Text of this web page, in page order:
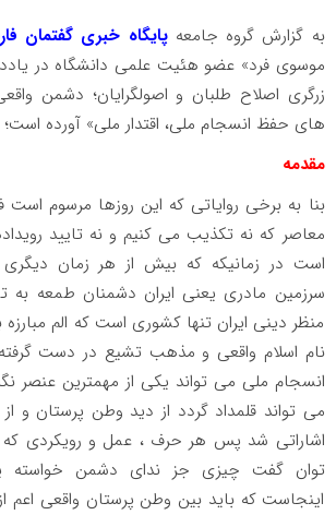
به گزارش گروه جامعهپایگاه خبری گفتمان
موسوی فرد» عضو هئیت علمی دانشگاه در
زرگری اصلاح طلبان و اصولگرایان؛ دشمن
های حفظ انسجام ملی، اقتدار ملی» آورده است؛
مقدمه
بنا به برخی روایاتی که این روزها مرسوم است
معاصر که نه تکذیب می کنیم و نه تایید
است در زمانیکه که بیش از هر زمان دیگری
سرزمین مادری یعنی ایران دشمنان طمعه به
منظر دینی ایران تنها کشوری است که الم مبارزه
نام اسلام واقعی و مذهب تشیع در دست
انسجام ملی می تواند یکی از مهمترین عنصر
می تواند قلمداد گردد از دید وطن پرستان و
اشاراتی شد پس هر حرف ، عمل و رویکردی که
توان گفت چیزی جز ندای دشمن خواسته
اینجاست که باید بین وطن پرستان واقعی اعم از